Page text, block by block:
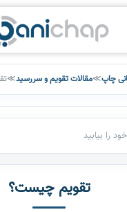
چاپ≫مقالات تقویم و سررسید≫
تقویم چیست؟